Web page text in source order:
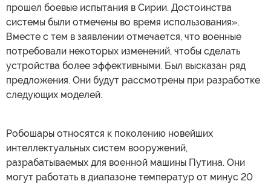
прошел боевые испытания в Сирии. Достоинства
системы были отмечены во время использования».
Вместе с тем в заявлении отмечается, что военные
потребовали некоторых изменений, чтобы сделать
устройства более эффективными. Был высказан ряд
предложения. Они будут рассмотрены при разработке
следующих моделей.
Робошары относятся к поколению новейших
интеллектуальных систем вооружений,
разрабатываемых для военной машины Путина. Они
могут работать в диапазоне температур от минус 20